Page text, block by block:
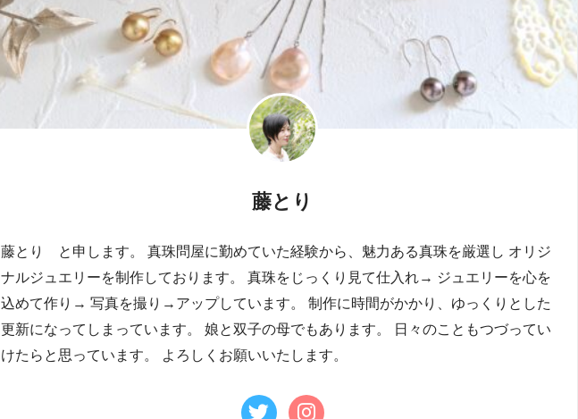
藤とり
藤とり と申します。 真珠問屋に勤めていた経験から、魅力ある真珠を厳選し オリジ
ナルジュエリーを制作しております。 真珠をじっくり見て仕入れ→ ジュエリーを心を
込めて作り→ 写真を撮り→アップしています。 制作に時間がかかり、ゆっくりとした
更新になってしまっています。 娘と双子の母でもあります。 日々のこともつづってい
けたらと思っています。 よろしくお願いいたします。